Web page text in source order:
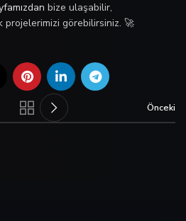
bize ulaşabilir,
projelerimizi görebilirsiniz. 🚀
Önceki